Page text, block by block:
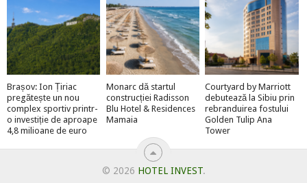
Brașov: Ion Țiriac
pregătește un nou
complex sportiv printr-
o investiție de aproape
4,8 milioane de euro
Monarc dă startul
construcției Radisson
Blu Hotel & Residences
Mamaia
Courtyard by Marriott
debutează la Sibiu prin
rebranduirea fostului
Golden Tulip Ana
Tower
© 2026 HOTEL INVEST.